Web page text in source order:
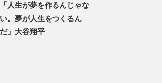
「人生が夢を作るんじゃな
い。夢が人生をつくるん
だ」大谷翔平